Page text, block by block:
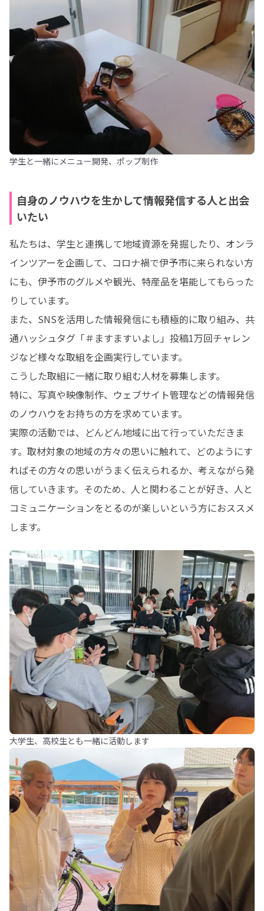
学生と一緒にメニュー開発、ポップ制作
自身のノウハウを生かして情報発信する人と出会
いたい
私たちは、学生と連携して地域資源を発掘したり、オンラ
インツアーを企画して、コロナ禍で伊予市に来られない方
にも、伊予市のグルメや観光、特産品を堪能してもらった
りしています。
また、SNSを活用した情報発信にも積極的に取り組み、共
通ハッシュタグ「＃ますますいよし」投稿1万回チャレン
ジなど様々な取組を企画実行しています。
こうした取組に一緒に取り組む人材を募集します。
特に、写真や映像制作、ウェブサイト管理などの情報発信
のノウハウをお持ちの方を求めています。
実際の活動では、どんどん地域に出て行っていただきま
す。取材対象の地域の方々の思いに触れて、どのようにす
ればその方々の思いがうまく伝えられるか、考えながら発
信していきます。そのため、人と関わることが好き、人と
コミュニケーションをとるのが楽しいという方におススメ
します。
大学生、高校生とも一緒に活動します